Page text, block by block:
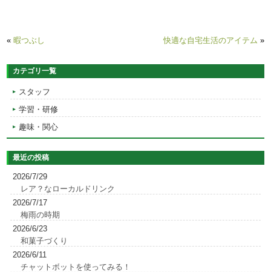
«暇つぶし 快適な自宅生活のアイテム »
カテゴリ一覧
スタッフ
学習・研修
趣味・関心
最近の投稿
2026/7/29
レア？なローカルドリンク
2026/7/17
梅雨の時期
2026/6/23
和菓子づくり
2026/6/11
チャットボットを使ってみる！